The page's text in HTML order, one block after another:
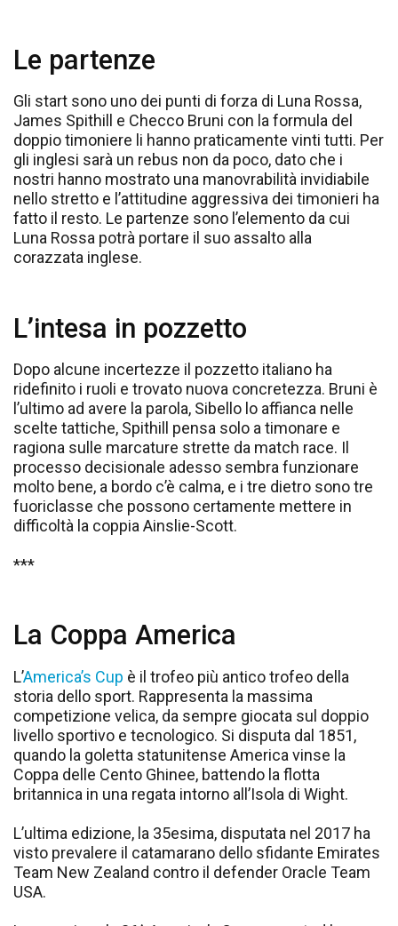
Le partenze
Gli start sono uno dei punti di forza di Luna Rossa,
James Spithill e Checco Bruni con la formula del
doppio timoniere li hanno praticamente vinti tutti. Per
gli inglesi sarà un rebus non da poco, dato che i
nostri hanno mostrato una manovrabilità invidiabile
nello stretto e l’attitudine aggressiva dei timonieri ha
fatto il resto. Le partenze sono l’elemento da cui
Luna Rossa potrà portare il suo assalto alla
corazzata inglese.
L’intesa in pozzetto
Dopo alcune incertezze il pozzetto italiano ha
ridefinito i ruoli e trovato nuova concretezza. Bruni è
l’ultimo ad avere la parola, Sibello lo affianca nelle
scelte tattiche, Spithill pensa solo a timonare e
ragiona sulle marcature strette da match race. Il
processo decisionale adesso sembra funzionare
molto bene, a bordo c’è calma, e i tre dietro sono tre
fuoriclasse che possono certamente mettere in
difficoltà la coppia Ainslie-Scott.
***
La Coppa America
L’America’s Cup è il trofeo più antico trofeo della
storia dello sport. Rappresenta la massima
competizione velica, da sempre giocata sul doppio
livello sportivo e tecnologico. Si disputa dal 1851,
quando la goletta statunitense America vinse la
Coppa delle Cento Ghinee, battendo la flotta
britannica in una regata intorno all’Isola di Wight.
L’ultima edizione, la 35esima, disputata nel 2017 ha
visto prevalere il catamarano dello sfidante Emirates
Team New Zealand contro il defender Oracle Team
USA.